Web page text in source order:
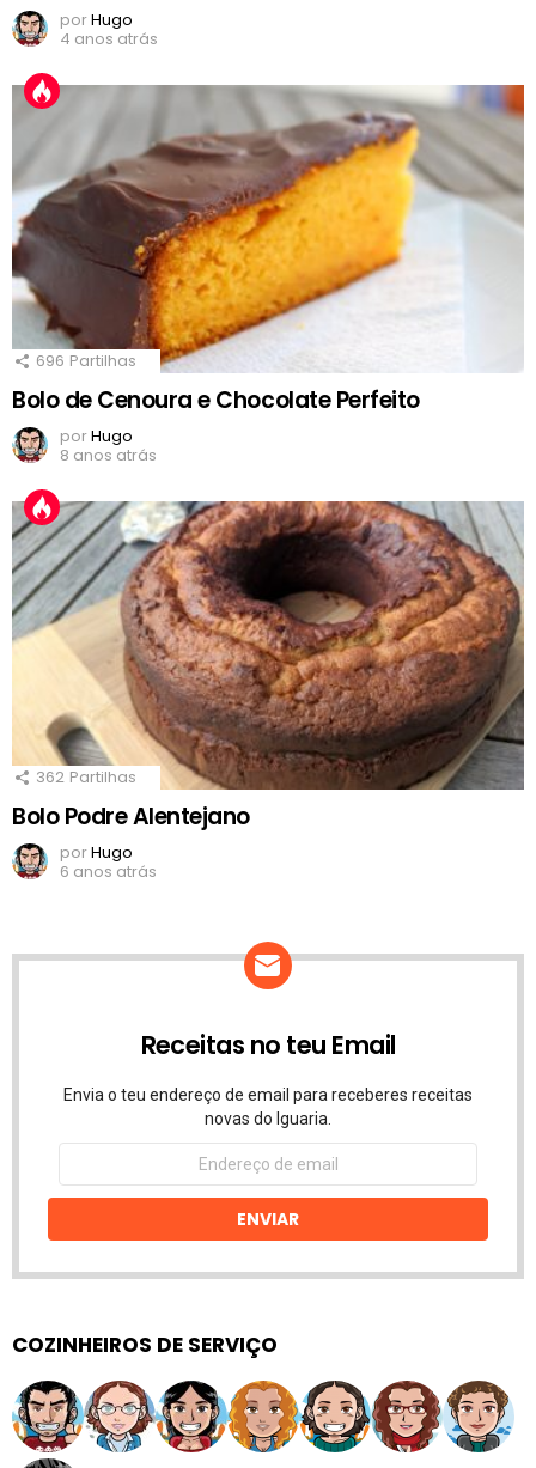
porHugo
4 anos atrás
696 Partilhas
Bolo de Cenoura e Chocolate Perfeito
porHugo
8 anos atrás
362 Partilhas
Bolo Podre Alentejano
porHugo
6 anos atrás
Receitas no teu Email
Envia o teu endereço de email para receberes receitas
novas do Iguaria.
Endereço
email
ENVIAR
COZINHEIROS DE SERVIÇO